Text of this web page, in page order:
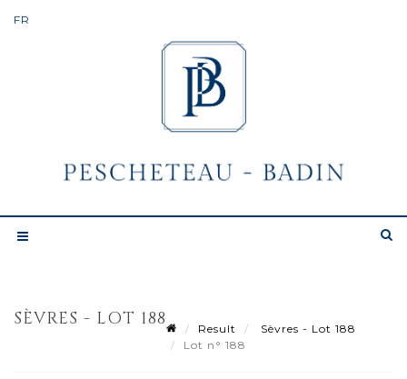
SÈVRES - LOT 188 Result
Sèvres - Lot 188
Lot n° 188